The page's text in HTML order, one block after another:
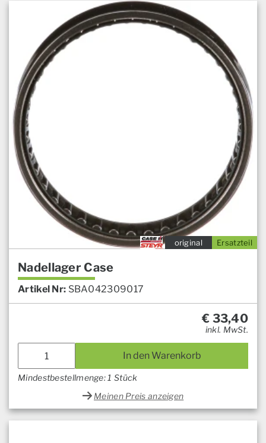
Ersatzteil
original
Nadellager Case
Artikel Nr: SBA042309017
€ 33,40
inkl. MwSt.
In den Warenkorb
Mindestbestellmenge: 1 Stück
Meinen Preis anzeigen